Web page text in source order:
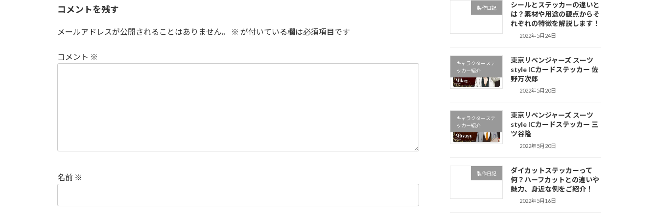
コメントを残す
メールアドレスが公開されることはありません。 ※ が付いている欄は必須項目です
コメント ※
名前 ※
製作日記
シールとステッカーの違いと
は？素材や用途の観点からそ
れぞれの特徴を解説します！
2022年5月24日
キャラクターステ
ッカー紹介
東京リベンジャーズ スーツ
style ICカードステッカー 佐
野万次郎
2022年5月20日
キャラクターステ
ッカー紹介
東京リベンジャーズ スーツ
style ICカードステッカー 三
ツ谷隆
2022年5月20日
製作日記
ダイカットステッカーって
何？ハーフカットとの違いや
魅力、身近な例をご紹介！
2022年5月16日